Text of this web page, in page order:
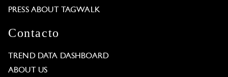
PRESS ABOUT TAGWALK
Contacto
TREND DATA DASHBOARD
ABOUT US